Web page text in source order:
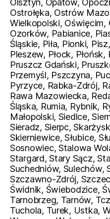
Olsztyn, Opatów,
Ostrołęka, Ostrów
Wielkopolski,
Ozorków, Pabianice,
Śląskie, Piła, Pionki,
Pleszew, Płock,
Pruszcz Gdański,
Przemyśl, Pszczyna,
Pyrzyce, Rabka-Zdrój,
Rawa Mazowiecka,
Śląska, Rumia, Rybnik,
Małopolski, Siedlce,
Sieradz, Sierpc,
Skierniewice, Słubice,
Sosnowiec, Stalowa
Stargard, Stary Sącz,
Suchedniów, Sulechów,
Szczawno-Zdrój,
Świdnik, Świebodzice,
Tarnobrzeg, Tarnów,
Tuchola, Turek, Ustka,